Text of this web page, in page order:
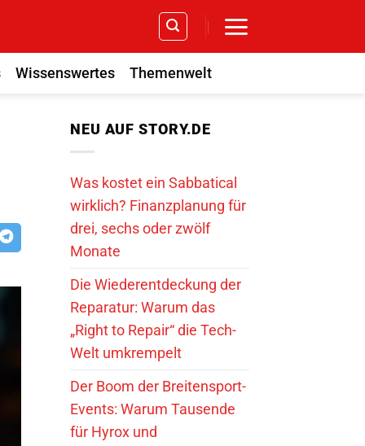
Wissenswertes Themenwelt
NEU AUF STORY.DE
Was kostet ein Sabbatical
wirklich? Finanzplanung für
drei, sechs oder zwölf
Monate
Die Wiederentdeckung der
Reparatur: Warum das
„Right to Repair“ die Tech-
Welt umkrempelt
Der Boom der Breitensport-
Events: Warum Tausende
für Hyrox und